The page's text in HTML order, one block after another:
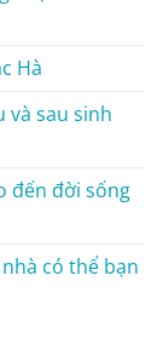
Hà
và sau sinh
đến đời sống
có thể bạn